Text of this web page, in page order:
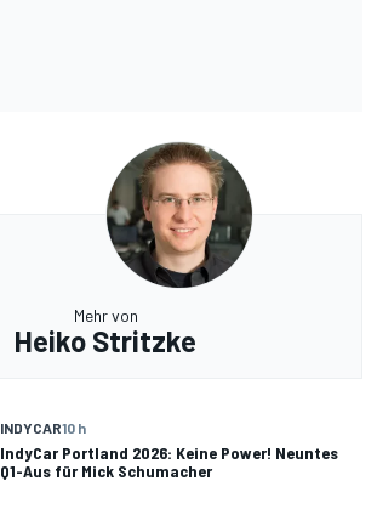
Mehr von
Heiko Stritzke
INDYCAR10 h
IndyCar Portland 2026: Keine Power! Neuntes
Q1-Aus für Mick Schumacher